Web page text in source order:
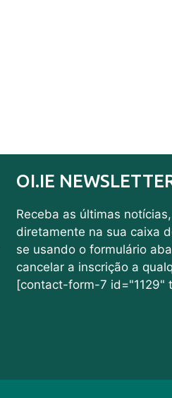
OI.IE
Receba as últimas
diretamente na sua caixa
se usando o formulário
cancelar a inscrição a
[contact-form-7 id="1129"